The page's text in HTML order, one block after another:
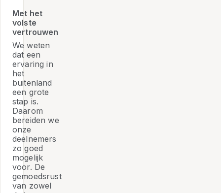
Met het
volste
vertrouwen
We weten
dat een
ervaring in
het
buitenland
een grote
stap is.
Daarom
bereiden we
onze
deelnemers
zo goed
mogelijk
voor. De
gemoedsrust
van zowel